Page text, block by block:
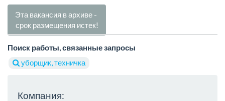
Эта вакансия в архиве -
срок размещения истек!
Поиск работы, связанные запросы
уборщик, техничка
Компания: